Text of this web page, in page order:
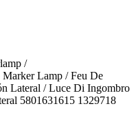
/
Marker Lamp / Feu De
Lateral / Luce Di Ingombro
5801631615 1329718